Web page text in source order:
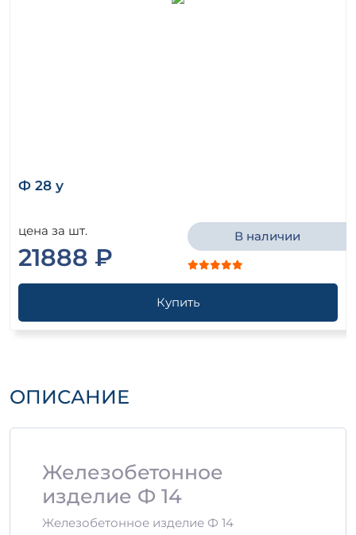
Ф 28 у
цена за шт.
21888 ₽
В наличии
Купить
ОПИСАНИЕ
Железобетонное
изделие Ф 14
Железобетонное изделие Ф 14